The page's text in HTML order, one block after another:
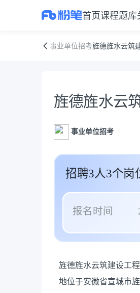
首页课程题库
事业单位招考旌德旌水云筑
公告正文
旌德旌水云
事业单位招考
招聘3人3个岗
报名时间
旌德旌水云筑建设工
地位于安徽省宣城市